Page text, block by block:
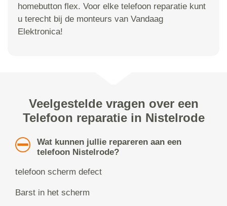
homebutton flex. Voor elke telefoon reparatie kunt
u terecht bij de monteurs van Vandaag
Elektronica!
Veelgestelde vragen over een
Telefoon reparatie in Nistelrode
Wat kunnen jullie repareren aan een
telefoon Nistelrode?
telefoon scherm defect
Barst in het scherm